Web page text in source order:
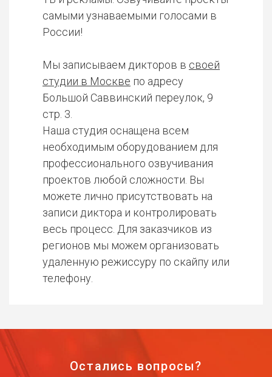
самыми узнаваемыми голосами в
России!
Мы записываем дикторов в своей
студии в Москве по адресу
Большой Саввинский переулок, 9
стр. 3.
Наша студия оснащена всем
необходимым оборудованием для
профессионального озвучивания
проектов любой сложности. Вы
можете лично присутствовать на
записи диктора и контролировать
весь процесс. Для заказчиков из
регионов мы можем организовать
удаленную режиссуру по скайпу или
телефону.
Остались вопросы?